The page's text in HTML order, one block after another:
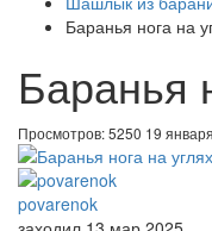
Баранья нога на
Баранья
Просмотров: 5250 19
povarenok